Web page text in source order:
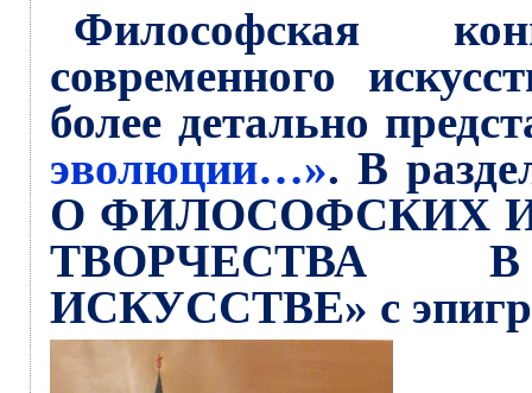
Философская
современного
более детально
эволюции…». В
О ФИЛОСОФСКИХ
ТВОРЧЕСТВА В
ИСКУССТВЕ» с